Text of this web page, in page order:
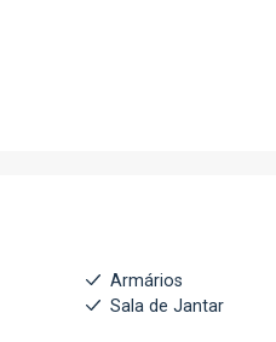
Armários
Sala de Jantar